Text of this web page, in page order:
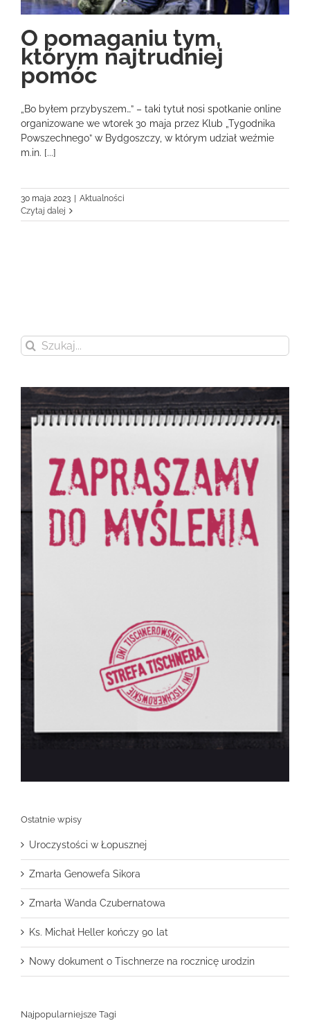
O pomaganiu tym,
którym najtrudniej
pomóc
„Bo byłem przybyszem…” – taki tytuł nosi spotkanie online
organizowane we wtorek 30 maja przez Klub „Tygodnika
Powszechnego” w Bydgoszczy, w którym udział weźmie
m.in. [...]
30 maja 2023
Aktualności
Czytaj dalej
Szukaj
Ostatnie wpisy
Uroczystości w Łopusznej
Zmarła Genowefa Sikora
Zmarła Wanda Czubernatowa
Ks. Michał Heller kończy 90 lat
Nowy dokument o Tischnerze na rocznicę urodzin
Najpopularniejsze Tagi